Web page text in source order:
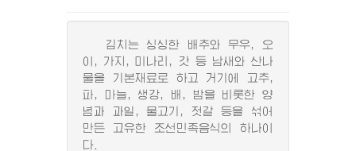
김치는 싱싱한 배추와 무우, 오
이, 가지, 미나리, 갓 등 남새와 산나
물을 기본재료로 하고 거기에 고추,
파, 마늘, 생강, 배, 밤을 비롯한 양
념과 과일, 물고기, 젓갈 등을 섞어
만든 고유한 조선민족음식의 하나이
다.